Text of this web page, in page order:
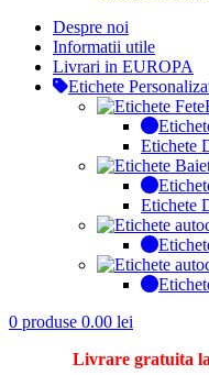
Despre noi
Informatii utile
Livrari in EUROPA
Etichete
Etichete
Etichete
0 produse 0.00 lei
Livrare gratuita